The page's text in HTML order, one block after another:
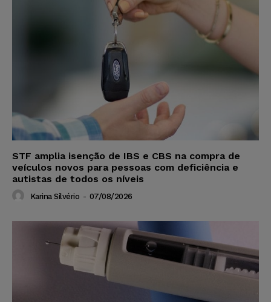
STF amplia isenção de IBS e CBS na compra de
veículos novos para pessoas com deficiência e
autistas de todos os níveis
Karina Silvério - 07/08/2026